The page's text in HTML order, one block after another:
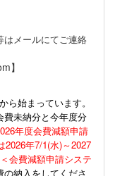
はメールにてご連絡
】
ら始まっています。
費未納分と今年度分
年度会費減額申請
2026年7/1(水)～2027
＜会費減額申請システ
納入をしてくださ